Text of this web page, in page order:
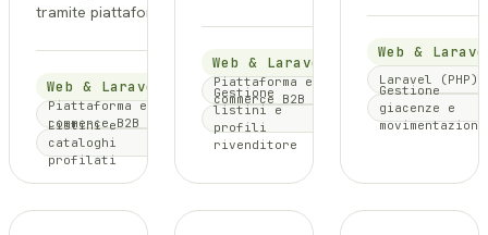
tramite piattaforma
Web & Laravel
Piattaforma e-
commerce B2B
Listini e
cataloghi
profilati
Web & Laravel
Piattaforma e-
commerce B2B
Gestione
listini e
profili
rivenditore
Web &
Laravel (PHP)
Gestione
giacenze e
movimentazioni